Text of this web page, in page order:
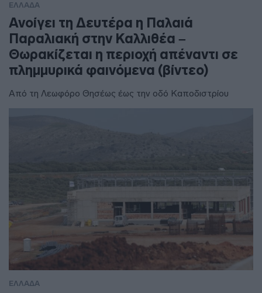
ΕΛΛΑΔΑ
Ανοίγει τη Δευτέρα η Παλαιά
Παραλιακή στην Καλλιθέα –
Θωρακίζεται η περιοχή απέναντι σε
πλημμυρικά φαινόμενα (βίντεο)
Από τη Λεωφόρο Θησέως έως την οδό Καποδιστρίου
ΕΛΛΑΔΑ